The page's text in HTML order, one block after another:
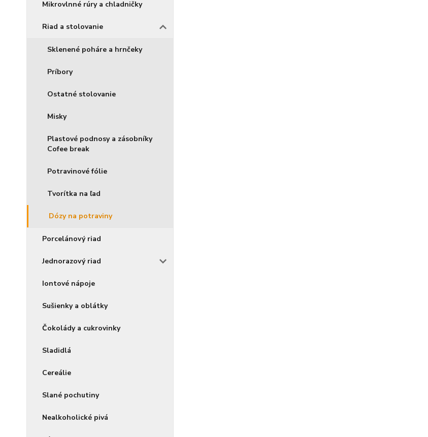
Mikrovlnné rúry a chladničky
Riad a stolovanie
Sklenené poháre a hrnčeky
Príbory
Ostatné stolovanie
Misky
Plastové podnosy a zásobníky
Cofee break
Potravinové fólie
Tvorítka na ľad
Dózy na potraviny
Porcelánový riad
Jednorazový riad
Iontové nápoje
Sušienky a oblátky
Čokolády a cukrovinky
Sladidlá
Cereálie
Slané pochutiny
Nealkoholické pivá